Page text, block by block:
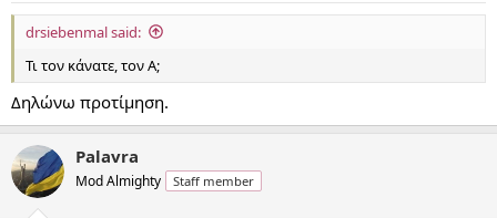
drsiebenmal said:
Τι τον κάνατε, τον Α;
Δηλώνω προτίμηση.
Palavra
Mod Almighty Staff member